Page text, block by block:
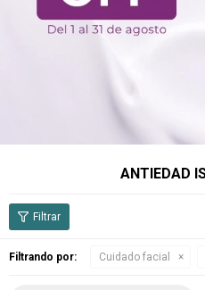
ANTIEDAD
Filtrando por: Cuidado facial